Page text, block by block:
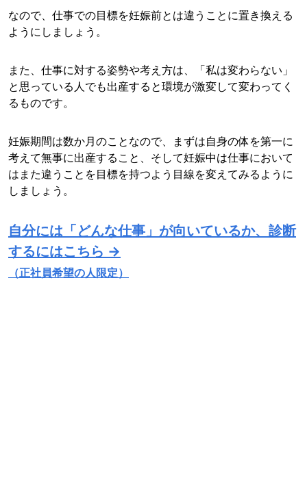
なので、仕事での目標を妊娠前とは違うことに置き換える
ようにしましょう。
また、仕事に対する姿勢や考え方は、「私は変わらない」
と思っている人でも出産すると環境が激変して変わってく
るものです。
妊娠期間は数か月のことなので、まずは自身の体を第一に
考えて無事に出産すること、そして妊娠中は仕事において
はまた違うことを目標を持つよう目線を変えてみるように
しましょう。
自分には「どんな仕事」が向いているか、診断
するにはこちら →
（正社員希望の人限定）